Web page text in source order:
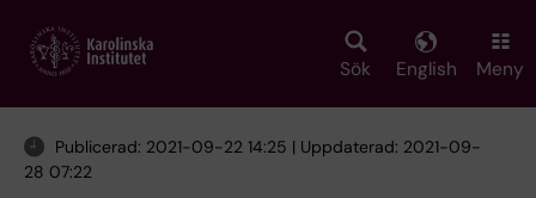
main
Sök English Meny
Publicerad: 2021-09-22 14:25 | Uppdaterad: 2021-09-
28 07:22